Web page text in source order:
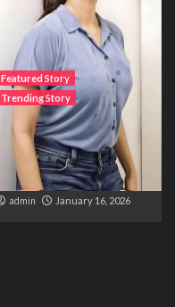
Featured Story
Trending Story
The Silent Wait – A Life
Trapped Between
Distance and Duty
admin January 16, 2026